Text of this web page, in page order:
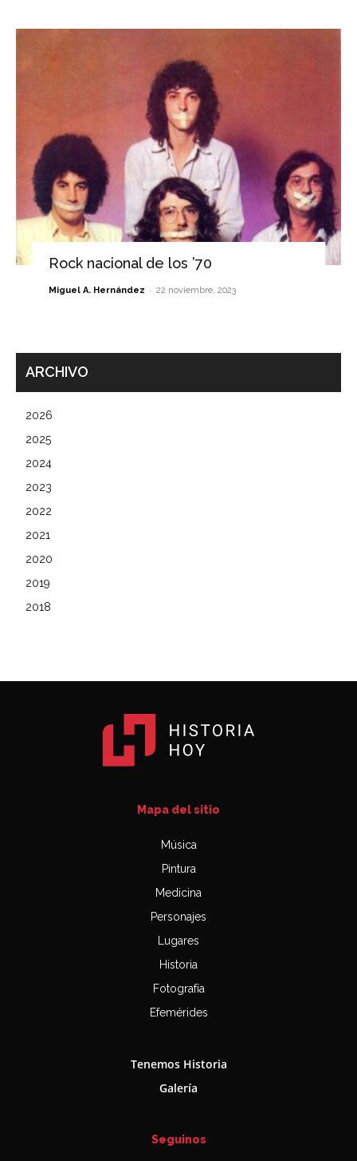
Rock nacional de los ’70
Miguel A. Hernández - 22 noviembre, 2023
ARCHIVO
2026
2025
2024
2023
2022
2021
2020
2019
2018
Mapa del sitio
Música
Pintura
Medicina
Personajes
Lugares
Historia
Fotografía
Efemérides
Tenemos Historia
Galería
Seguinos